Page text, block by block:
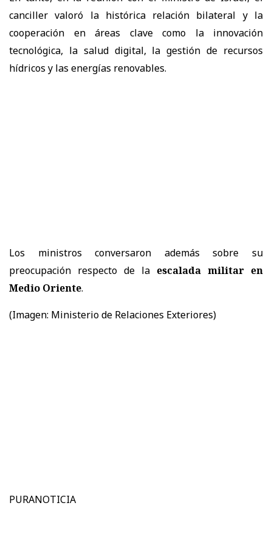
canciller valoró la histórica relación bilateral y la
cooperación en áreas clave como la innovación
tecnológica, la salud digital, la gestión de recursos
hídricos y las energías renovables.
Los ministros conversaron además sobre su
preocupación respecto de la escalada militar en
Medio Oriente.
(Imagen: Ministerio de Relaciones Exteriores)
PURANOTICIA